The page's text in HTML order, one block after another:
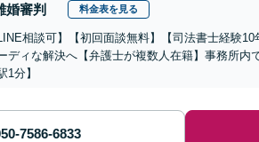
婚審判 料金表を見る
相談可】【初回面談無料】【司法書士経験
ディな解決へ【弁護士が複数人在籍】事務所内
1分】